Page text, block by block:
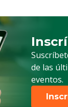
de las
eventos.